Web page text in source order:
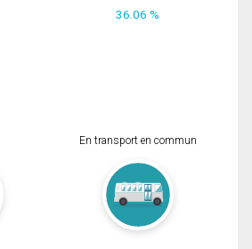
36.06 %
En transport en commun